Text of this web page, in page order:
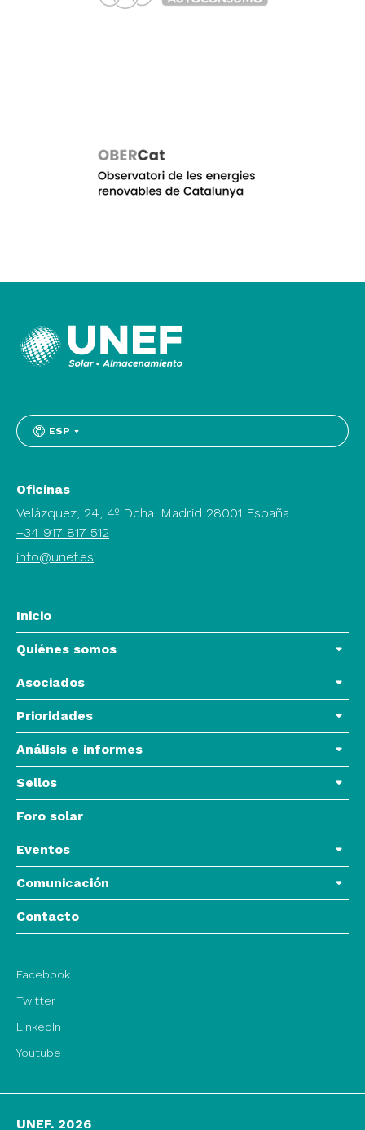
ESP
Oficinas
Velázquez, 24, 4º Dcha. Madrid 28001 España
+34 917 817 512
info@unef.es
Inicio
Quiénes somos
Asociados
Prioridades
Análisis e informes
Sellos
Foro solar
Eventos
Comunicación
Contacto
Facebook
Twitter
LinkedIn
Youtube
UNEF. 2026